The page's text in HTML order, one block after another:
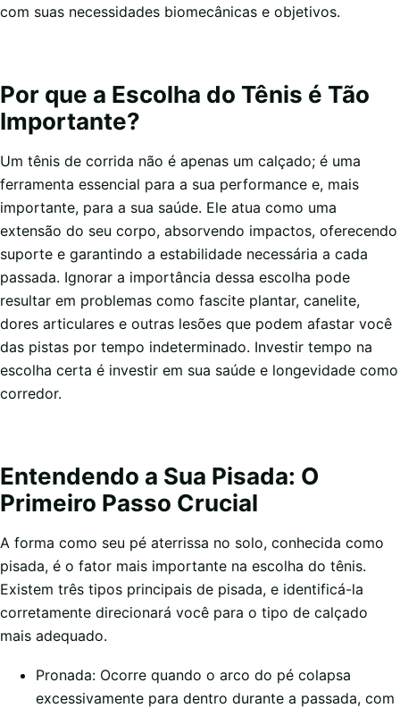
com suas necessidades biomecânicas e objetivos.
Por que a Escolha do Tênis é Tão
Importante?
Um tênis de corrida não é apenas um calçado; é uma
ferramenta essencial para a sua performance e, mais
importante, para a sua saúde. Ele atua como uma
extensão do seu corpo, absorvendo impactos, oferecendo
suporte e garantindo a estabilidade necessária a cada
passada. Ignorar a importância dessa escolha pode
resultar em problemas como fascite plantar, canelite,
dores articulares e outras lesões que podem afastar você
das pistas por tempo indeterminado. Investir tempo na
escolha certa é investir em sua saúde e longevidade como
corredor.
Entendendo a Sua Pisada: O
Primeiro Passo Crucial
A forma como seu pé aterrissa no solo, conhecida como
pisada, é o fator mais importante na escolha do tênis.
Existem três tipos principais de pisada, e identificá-la
corretamente direcionará você para o tipo de calçado
mais adequado.
Pronada: Ocorre quando o arco do pé colapsa
excessivamente para dentro durante a passada, com